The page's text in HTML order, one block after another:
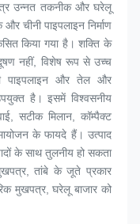
उन्नत तकनीक और घरेलू
चीनी पाइपलाइन निर्माण
किया गया है। शक्ति के
नहीं, विशेष रूप से उच्च
पाइपलाइन और तेल और
है। इसमें विश्वसनीय
सटीक मिलान, कॉम्पैक्ट
के फायदे हैं। उत्पाद
के साथ तुलनीय हो सकता
, तांबे के जूते प्रकार
मुखपत्र, घरेलू बाजार को